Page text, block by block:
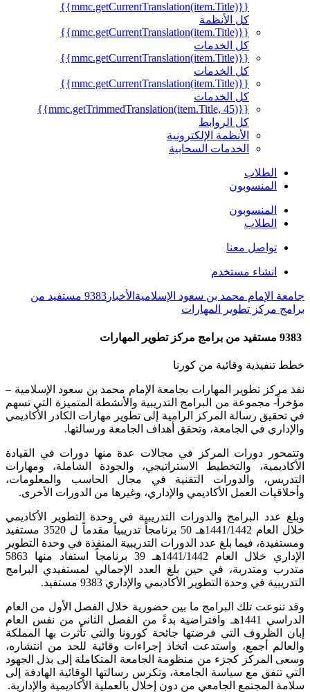
{{mmc.getCurrentTranslation(item.Title)}}
كل الأنظمة
{{mmc.getCurrentTranslation(item.Title)}}
كل الخدمات
{{mmc.getCurrentTranslation(item.Title)}}
كل الخدمات
{{mmc.getCurrentTranslation(item.Title)}}
كل الخدمات
{{mmc.getTrimmedTranslation(item.Title, 45)}}
كل الروابط
الأنظمة الإلكترونية
الخدمات السحابية
الطلاب
المنسوبون
المنسوبون
الطلاب
تواصل معنا
انشاء مستخدم
جامعة الإمام محمد بن سعود الإسلامية الأخبار
9383 مستفيد من
برامج مركز تطوير المهارات
خطط تنفيذية وقائية من كورنا
نفذ مركز تطوير المهارات بجامعة الإمام محمد بن سعود الإسلامية –
مؤخراً- مجموعة من البرامج التدريبية والأنشطة المتميزة التي تسهم
في تحقيق رسالة المركز الرامية إلى تطوير مهارات الكادر الأكاديمي
والإداري في الجامعة، وتحقق أهداف الجامعة ورسالتها.
وتتمحور دورات المركز في مجالات عدة منها دورات في القيادة
الأكاديمية، والتخطيط الاستراتيجي، والجودة الشاملة، ومهارات
التدريس، والدورات التقنية في مجال الحاسب والمعلومات،
وأخلاقيات العمل الأكاديمي والإداري، وغيرها من الدورات الأخرى.
وبلغ عدد البرامج والدورات التدريبية في وحدة التطوير الأكاديمي
خلال العام 1441/1442هـ 50 برنامجاً تدريبياً مقدماً ل 3520 مستفيد
ومستفيدة، فيما بلغ عدد الدورات التدريبية المنفذة في وحدة التطوير
الإداري خلال العام 1441/1442هـ 39 برنامجاً استفاد منها 5863
متدرب ومتدربة، في حين بلغ العدد الإجمالي لمستفيدي البرامج
التدريبية في وحدة التطوير الأكاديمي والإداري 9383 مستفيد.
وقد تنوعت تلك البرامج ما بين حضورية خلال الفصل الأول من العام
الدراسي 1441هـ وافتراضية بدءً من الفصل الثاني من نفس العام
إبان الظروف التي فرضتها جائحة كورونا والتي تأثرت بها المملكة
والعالم أجمع، واستدعت اتخاذ إجراءات وقائية للحد من انتشاره،
وسعى المركز كجزء من منظومة الجامعة المتكاملة إلى بذل الجهود
التي تتفق مع سياسة الجامعة، وتكرس رسالتها الوقائية الهادفة إلى
سلامة المجتمع الجامعي من دون إخلال بالعملية الأكاديمية والإدارية.